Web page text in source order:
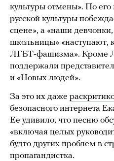
культуры отмены». По
русской культуры
сцене», а «наши
школьницы» «наступают,
ЛГБТ-фашизма». Кроме
поддержали
и «Новых людей».
За это их даже
безопасного интернета
Ее удивило, что песню
«включая целых
будто других проблем в
пропагандистка.